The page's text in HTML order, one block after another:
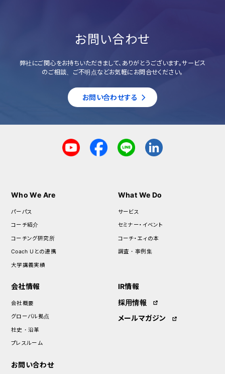
お問い合わせ
弊社にご関心をお持ちいただきまして、ありがとうございます。サービス
のご相談、ご不明点などお気軽にお問合せください。
お問い合わせする
Who We Are
パーパス
コーチ紹介
コーチング研究所
Coach Uとの連携
大学講義実績
What We Do
サービス
セミナー・イベント
コーチ・エィの本
調査・事例集
会社情報
会社概要
グローバル拠点
社史・沿革
プレスルーム
IR情報
採用情報
メールマガジン
お問い合わせ